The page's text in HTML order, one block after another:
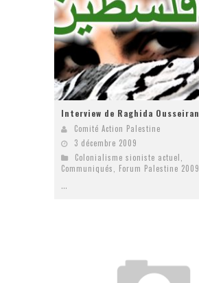
Interview de Raghida Ousseiran
Comité Action Palestine
3 décembre 2009
Colonialisme sioniste actuel
Communiqués
Forum Palestine 2009
...